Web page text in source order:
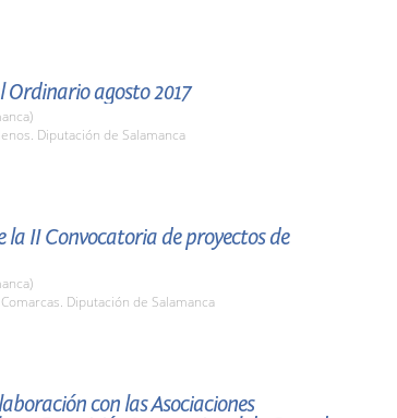
Ordinario agosto 2017
Diputación de Salamanca
la II Convocatoria de proyectos de
Diputación de Salamanca
con las Asociaciones